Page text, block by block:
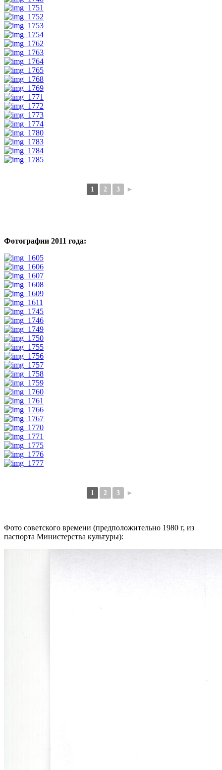
1 2 3 ►
Фотографии 2011 года:
1 2 3 ►
Фото советского времени (предположительно 1980 г, из
паспорта Министерства культуры):